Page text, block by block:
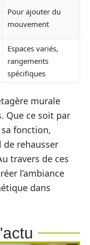
Pour ajouter du
mouvement
Espaces variés,
rangements
spécifiques
murale
Que ce soit par
fonction,
rehausser
travers de ces
l’ambiance
dans